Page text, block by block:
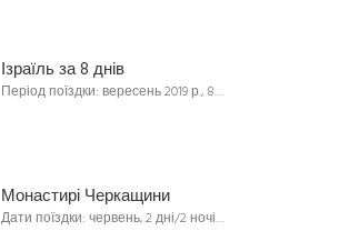
Ізраїль за 8 днів
Період поїздки: вересень 2019 р., 8…
Монастирі Черкащини
Дати поїздки: червень, 2 дні/2 ночі…